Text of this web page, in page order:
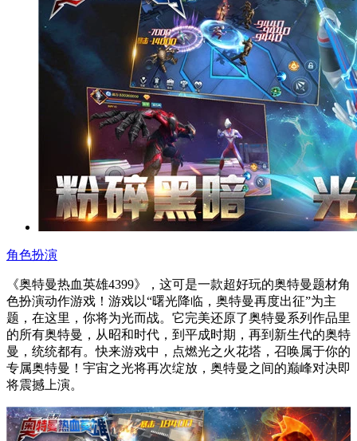
角色扮演
《奥特曼热血英雄4399》，这可是一款超好玩的奥特曼题材角
色扮演动作游戏！游戏以“曙光降临，奥特曼再度出征”为主
题，在这里，你将为光而战。它完美还原了奥特曼系列作品里
的所有奥特曼，从昭和时代，到平成时期，再到新生代的奥特
曼，统统都有。快来游戏中，点燃光之火花塔，召唤属于你的
专属奥特曼！宇宙之光将再次绽放，奥特曼之间的巅峰对决即
将震撼上演。